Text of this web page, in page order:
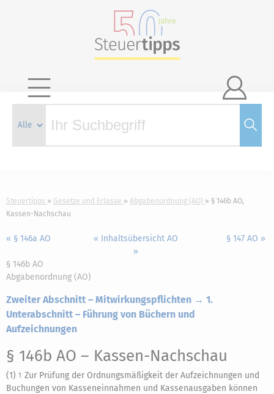

Steuertipps Gesetze und Erlasse Abgabenordnung (AO)
§ 146b AO,
Kassen-Nachschau
« § 146a AO
« Inhaltsübersicht AO
»
§ 147 AO »
§ 146b AO
Abgabenordnung (AO)
Zweiter Abschnitt – Mitwirkungspflichten → 1.
Unterabschnitt – Führung von Büchern und
Aufzeichnungen
§ 146b AO – Kassen-Nachschau
(1) 1 Zur Prüfung der Ordnungsmäßigkeit der Aufzeichnungen und
Buchungen von Kasseneinnahmen und Kassenausgaben können